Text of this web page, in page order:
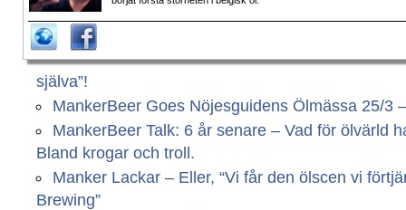
själva”!
MankerBeer Goes Nöjesguidens Ölmässa 25/3
MankerBeer Talk: 6 år senare – Vad för ölvärld
Bland krogar och troll.
Manker Lackar – Eller, “Vi får den ölscen vi
Brewing”